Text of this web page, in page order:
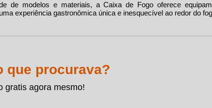
de modelos e materiais, a Caixa de Fogo oferece
experiência gastronômica única e inesquecível ao redor do
que procurava?
gratis agora mesmo!